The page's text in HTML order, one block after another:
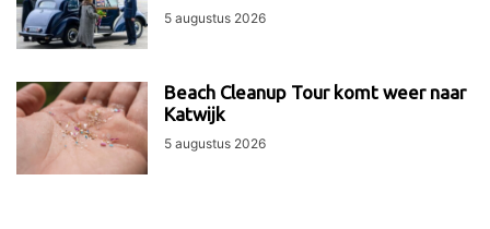
5 augustus 2026
Beach Cleanup Tour komt weer naar
Katwijk
5 augustus 2026